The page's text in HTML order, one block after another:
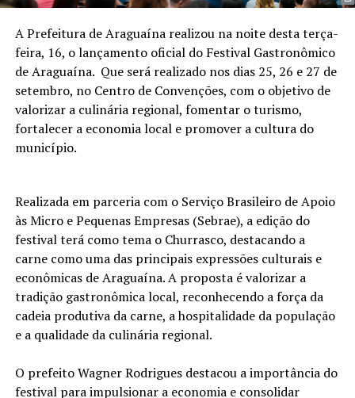
A Prefeitura de Araguaína realizou na noite desta terça-
feira, 16, o lançamento oficial do Festival Gastronômico
de Araguaína. Que será realizado nos dias 25, 26 e 27 de
setembro, no Centro de Convenções, com o objetivo de
valorizar a culinária regional, fomentar o turismo,
fortalecer a economia local e promover a cultura do
município.
Realizada em parceria com o Serviço Brasileiro de Apoio
às Micro e Pequenas Empresas (Sebrae), a edição do
festival terá como tema o Churrasco, destacando a
carne como uma das principais expressões culturais e
econômicas de Araguaína. A proposta é valorizar a
tradição gastronômica local, reconhecendo a força da
cadeia produtiva da carne, a hospitalidade da população
e a qualidade da culinária regional.
O prefeito Wagner Rodrigues destacou a importância do
festival para impulsionar a economia e consolidar